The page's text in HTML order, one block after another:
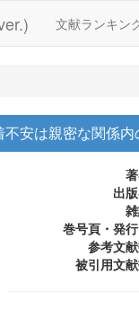
文献ランキン
不安は親密な関係
出
巻号頁・発
参考文
被引用文